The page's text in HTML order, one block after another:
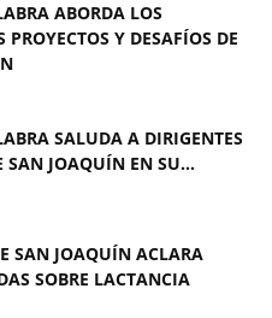
ABORDA LOS
PROYECTOS Y DESAFÍOS DE
SALUDA A DIRIGENTES
SAN JOAQUÍN EN SU...
SAN JOAQUÍN ACLARA
SOBRE LACTANCIA